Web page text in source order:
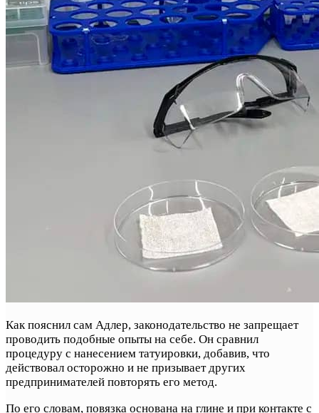
Как пояснил сам Адлер, законодательство не запрещает
проводить подобные опыты на себе. Он сравнил
процедуру с нанесением татуировки, добавив, что
действовал осторожно и не призывает других
предпринимателей повторять его метод.
По его словам, повязка основана на глине и при контакте с